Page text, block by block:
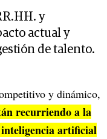
y
actual y
de talento.
y dinámico,
recurriendo a la
artificial